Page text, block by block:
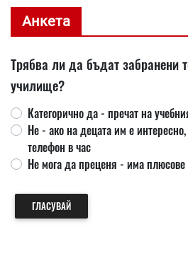
Анкета
Трябва ли да бъдат забранени
училище?
Категорично да - пречат на
Не - ако на децата им е
телефон в час
Не мога да преценя - има
ГЛАСУВАЙ